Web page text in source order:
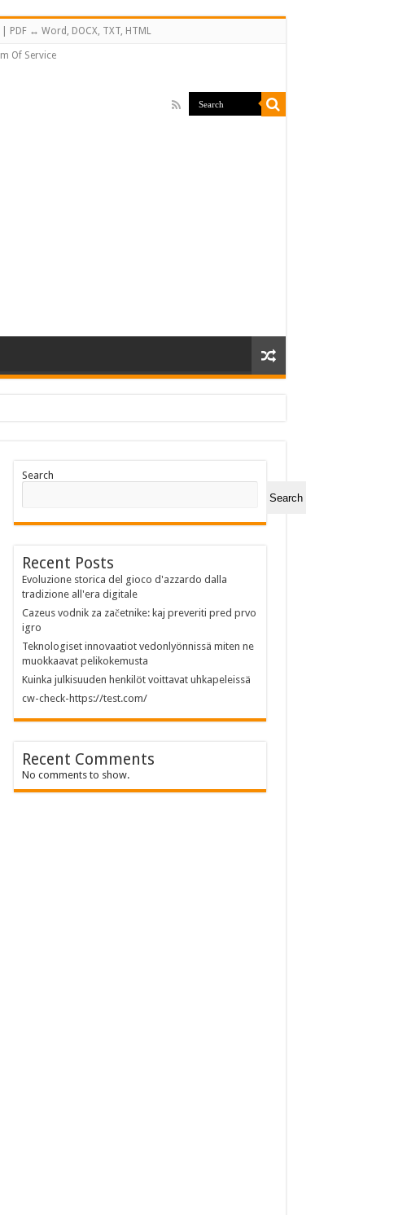
PDF ↔ Word, DOCX, TXT, HTML
Of Service
Search
Search
Recent Posts
Evoluzione storica del gioco d'azzardo dalla
tradizione all'era digitale
Cazeus vodnik za začetnike: kaj preveriti pred prvo
igro
Teknologiset innovaatiot vedonlyönnissä miten ne
muokkaavat pelikokemusta
Kuinka julkisuuden henkilöt voittavat uhkapeleissä
cw-check-https://test.com/
Recent Comments
No comments to show.